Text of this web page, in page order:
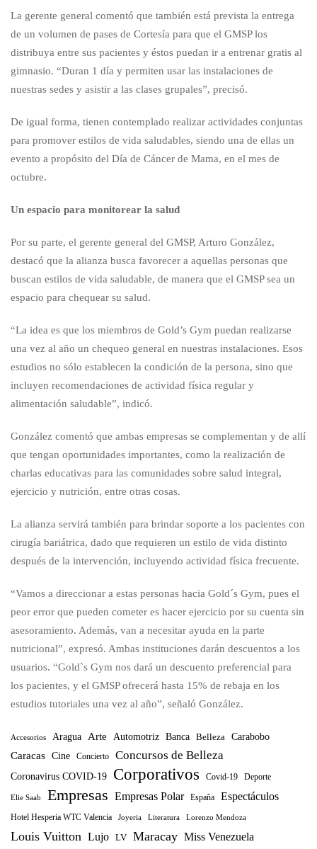
La gerente general comentó que también está prevista la entrega
de un volumen de pases de Cortesía para que el GMSP los
distribuya entre sus pacientes y éstos puedan ir a entrenar gratis al
gimnasio. “Duran 1 día y permiten usar las instalaciones de
nuestras sedes y asistir a las clases grupales”, precisó.
De igual forma, tienen contemplado realizar actividades conjuntas
para promover estilos de vida saludables, siendo una de ellas un
evento a propósito del Día de Cáncer de Mama, en el mes de
octubre.
Un espacio para monitorear la salud
Por su parte, el gerente general del GMSP, Arturo González,
destacó que la alianza busca favorecer a aquellas personas que
buscan estilos de vida saludable, de manera que el GMSP sea un
espacio para chequear su salud.
“La idea es que los miembros de Gold’s Gym puedan realizarse
una vez al año un chequeo general en nuestras instalaciones. Esos
estudios no sólo establecen la condición de la persona, sino que
incluyen recomendaciones de actividad física regular y
alimentación saludable”, indicó.
González comentó que ambas empresas se complementan y de allí
que tengan oportunidades importantes, como la realización de
charlas educativas para las comunidades sobre salud integral,
ejercicio y nutrición, entre otras cosas.
La alianza servirá también para brindar soporte a los pacientes con
cirugía bariátrica, dado que requieren un estilo de vida distinto
después de la intervención, incluyendo actividad física frecuente.
“Vamos a direccionar a estas personas hacia Gold´s Gym, pues el
peor error que pueden cometer es hacer ejercicio por su cuenta sin
asesoramiento. Además, van a necesitar ayuda en la parte
nutricional”, expresó. Ambas instituciones darán descuentos a los
usuarios. “Gold`s Gym nos dará un descuento preferencial para
los pacientes, y el GMSP ofrecerá hasta 15% de rebaja en los
estudios tutoriales una vez al año”, señaló González.
Accesorios Aragua Arte Automotriz Banca Belleza Carabobo
Caracas Cine Concierto Concursos de Belleza
Coronavirus COVID-19 Corporativos Covid-19 Deporte
Elie Saab Empresas Empresas Polar España Espectáculos
Hotel Hesperia WTC Valencia Joyeria Literatura Lorenzo Mendoza
Louis Vuitton Lujo LV Maracay Miss Venezuela